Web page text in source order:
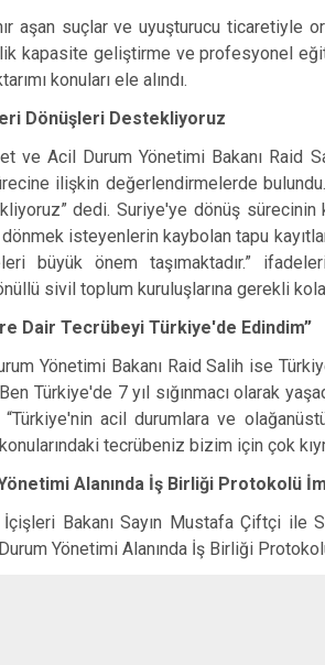
aşan suçlar ve uyuşturucu ticaretiyle
kapasite geliştirme ve profesyonel
konuları ele alındı.
Dönüşleri Destekliyoruz
ve Acil Durum Yönetimi Bakanı Raid
ilişkin değerlendirmelerde
dedi. Suriye'ye dönüş sürecinin
isteyenlerin kaybolan tapu
büyük önem taşımaktadır.”
sivil toplum kuruluşlarına gerekli
Dair Tecrübeyi Türkiye'de Edindim”
Yönetimi Bakanı Raid Salih ise
Türkiye'de 7 yıl sığınmacı olarak
acil durumlara ve
tecrübeniz bizim için çok
Alanında İş Birliği Protokolü
İçişleri Bakanı Sayın Mustafa Çiftçi
Yönetimi Alanında İş Birliği